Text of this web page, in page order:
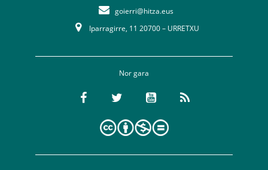
goierri@hitza.eus
Iparragirre, 11 20700 – URRETXU
Nor gara